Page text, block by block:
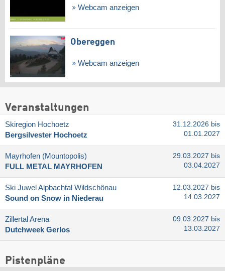
Webcam anzeigen
Obereggen
Webcam anzeigen
Veranstaltungen
Skiregion Hochoetz
Bergsilvester Hochoetz
31.12.2026 bis
01.01.2027
Mayrhofen (Mountopolis)
FULL METAL MAYRHOFEN
29.03.2027 bis
03.04.2027
Ski Juwel Alpbachtal Wildschönau
Sound on Snow in Niederau
12.03.2027 bis
14.03.2027
Zillertal Arena
Dutchweek Gerlos
09.03.2027 bis
13.03.2027
Pistenpläne